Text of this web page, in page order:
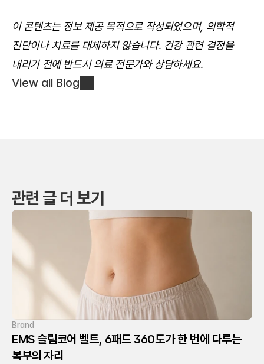
이 콘텐츠는 정보 제공 목적으로 작성되었으며, 의학적
진단이나 치료를 대체하지 않습니다. 건강 관련 결정을
내리기 전에 반드시 의료 전문가와 상담하세요.
View all Blog
관련 글 더 보기
Brand
EMS 슬림코어 벨트, 6패드 360도가 한 번에 다루는
복부의 자리